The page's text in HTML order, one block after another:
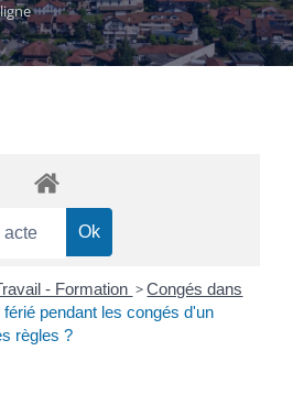
- Formation > Congés dans
férié pendant les congés d'un
règles ?